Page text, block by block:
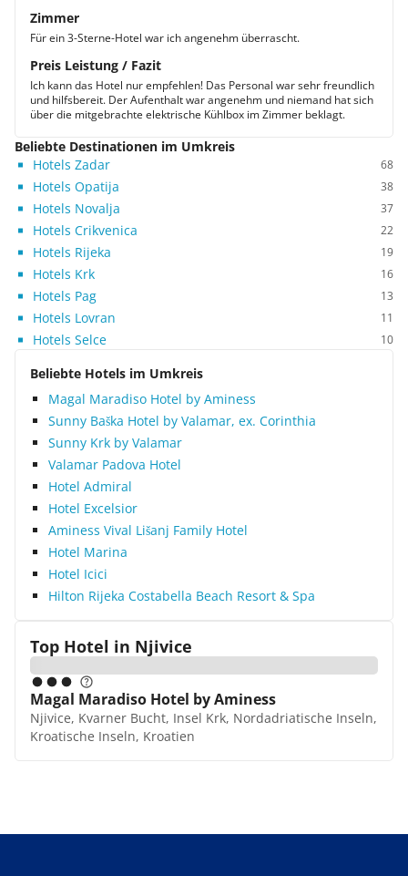
Zimmer
Für ein 3-Sterne-Hotel war ich angenehm überrascht.
Preis Leistung / Fazit
Ich kann das Hotel nur empfehlen! Das Personal war sehr freundlich
und hilfsbereit. Der Aufenthalt war angenehm und niemand hat sich
über die mitgebrachte elektrische Kühlbox im Zimmer beklagt.
Beliebte Destinationen im Umkreis
Hotels Zadar
68
Hotels Opatija 38
Hotels Novalja 37
Hotels Crikvenica 22
Hotels Rijeka 19
Hotels Krk 16
Hotels Pag 13
Hotels Lovran 11
Hotels Selce 10
Beliebte Hotels im Umkreis
Magal Maradiso Hotel by Aminess
Sunny Baška Hotel by Valamar, ex. Corinthia
Sunny Krk by Valamar
Valamar Padova Hotel
Hotel Admiral
Hotel Excelsior
Aminess Vival Lišanj Family Hotel
Hotel Marina
Hotel Icici
Hilton Rijeka Costabella Beach Resort & Spa
Top Hotel in Njivice
Magal Maradiso Hotel by Aminess
Njivice, Kvarner Bucht, Insel Krk, Nordadriatische Inseln,
Kroatische Inseln, Kroatien